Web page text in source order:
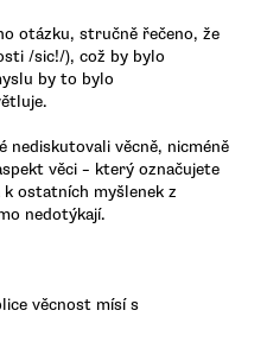
otázku, stručně řečeno, že
/sic!/), což by bylo
by to bylo
nediskutovali věcně, nicméně
věci – který označujete
ostatních myšlenek z
nedotýkají.
věcnost mísí s